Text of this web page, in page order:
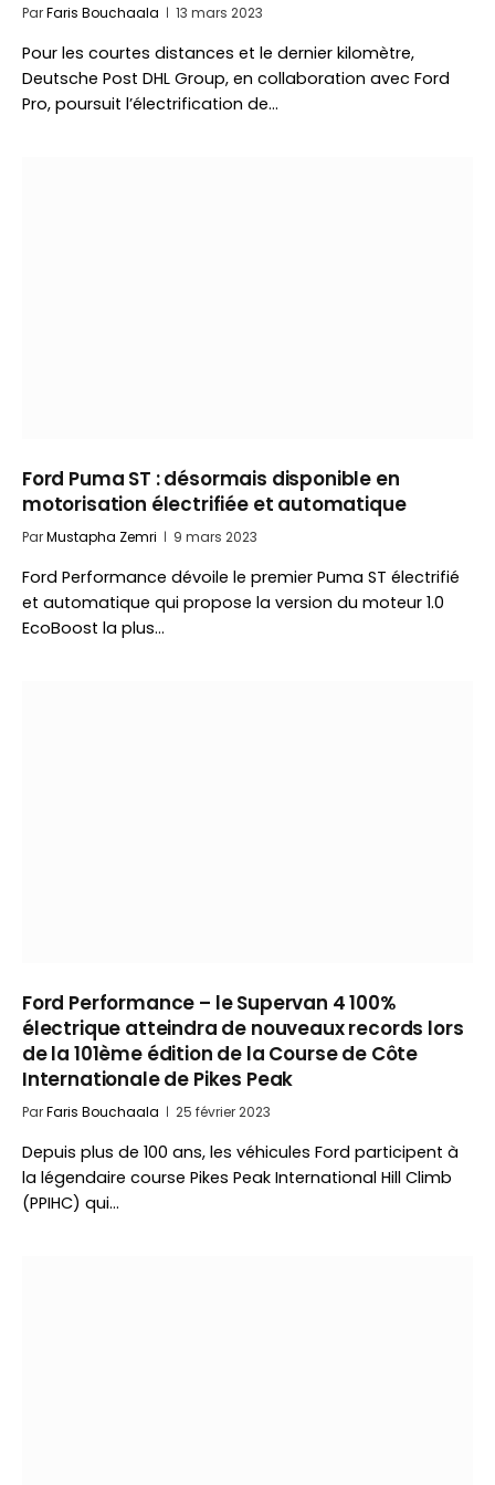
ParFaris Bouchaala 13 mars 2023
Pour les courtes distances et le dernier kilomètre,
Deutsche Post DHL Group, en collaboration avec Ford
Pro, poursuit l’électrification de…
Ford Puma ST : désormais disponible en
motorisation électrifiée et automatique
ParMustapha Zemri 9 mars 2023
Ford Performance dévoile le premier Puma ST électrifié
et automatique qui propose la version du moteur 1.0
EcoBoost la plus…
Ford Performance – le Supervan 4 100%
électrique atteindra de nouveaux records lors
de la 101ème édition de la Course de Côte
Internationale de Pikes Peak
ParFaris Bouchaala 25 février 2023
Depuis plus de 100 ans, les véhicules Ford participent à
la légendaire course Pikes Peak International Hill Climb
(PPIHC) qui…